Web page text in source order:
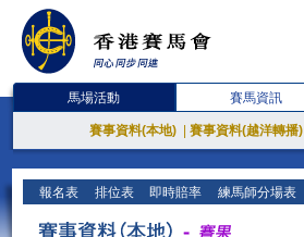
馬場活動 賽馬資訊
賽事資料(本地) 賽事資料(越洋轉播)
報名表 排位表 即時賠率 練馬師分場表